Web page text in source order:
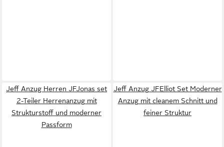
Jeff Anzug Herren JFJonas set
2-Teiler Herrenanzug mit
Strukturstoff und moderner
Passform
Jeff Anzug JFElliot Set Moderner
Anzug mit cleanem Schnitt und
feiner Struktur